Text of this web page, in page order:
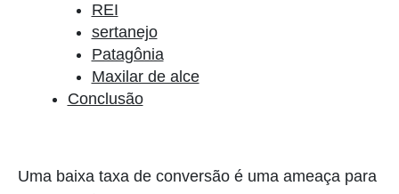
REI
sertanejo
Patagônia
Maxilar de alce
Conclusão
Uma baixa taxa de conversão é uma ameaça para